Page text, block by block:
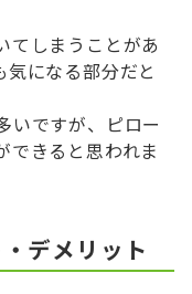
てしまうことがあ
になる部分だと
いですが、ピロー
できると思われま
デメリット